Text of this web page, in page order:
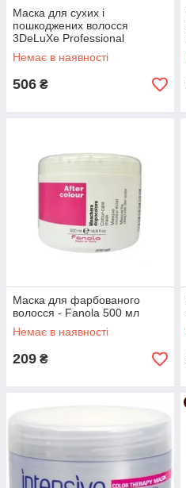
Маска для сухих і
пошкоджених волосся
3DeLuXe Professional
Nutritive Mask 1000 мл(Італія)
Немає в наявності
506 ₴
Маска для фарбованого
волосся - Fanola 500 мл
Немає в наявності
209 ₴